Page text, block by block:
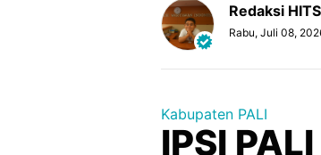
Redaksi
Rabu, Juli 08,
Kabupaten PALI
IPSI